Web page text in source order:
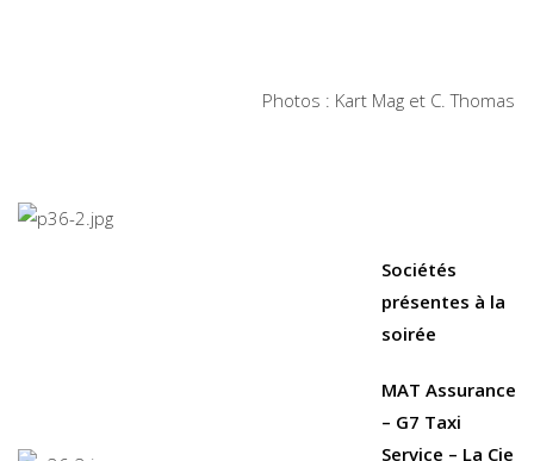
Photos : Kart Mag et C. Thomas
Sociétés
présentes à la
soirée
MAT Assurance
– G7 Taxi
Service – La Cie